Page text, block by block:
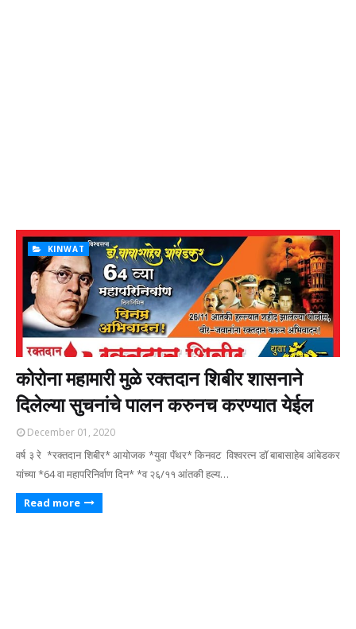
KINWAT
कोरोना महामारी मुळे रक्तदान शिबीर शासनाने
दिलेल्या सुचनांचे पालन करुनच करण्यात येईल
December 01, 2020
वर्ष ३ रे *रक्तदान शिबीर* आयोजक *युवा पॅंथर* किनवट विश्वरत्न डॉ बाबासाहेब आंबेडकर
यांच्या *64 वा महापरिनिर्वाण दिन* *व २६/११ आंतकी हल्य…
Read more